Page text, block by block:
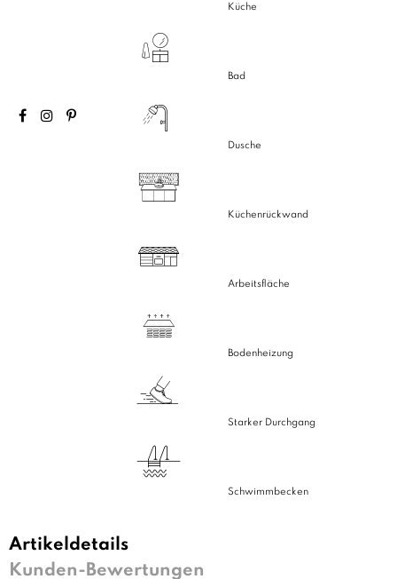
Küche
Bad
Dusche
Küchenrückwand
Arbeitsfläche
Bodenheizung
Starker Durchgang
Schwimmbecken
Artikeldetails
Kunden-Bewertungen